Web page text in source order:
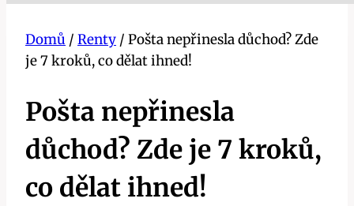
Domů / Renty / Pošta nepřinesla důchod? Zde
je 7 kroků, co dělat ihned!
Pošta nepřinesla
důchod? Zde je 7 kroků,
co dělat ihned!